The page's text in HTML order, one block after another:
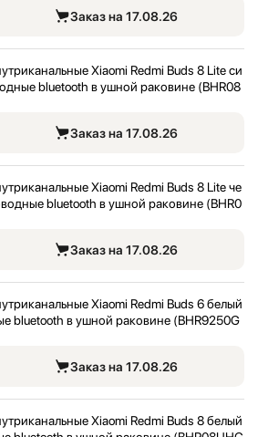
Заказ на 17.08.26
Xiaomi Redmi Buds 8 Lite си
bluetooth в ушной раковине (BHR08
Заказ на 17.08.26
Xiaomi Redmi Buds 8 Lite че
bluetooth в ушной раковине (BHR0
Заказ на 17.08.26
Xiaomi Redmi Buds 6 белый
bluetooth в ушной раковине (BHR9250G
Заказ на 17.08.26
Xiaomi Redmi Buds 8 белый